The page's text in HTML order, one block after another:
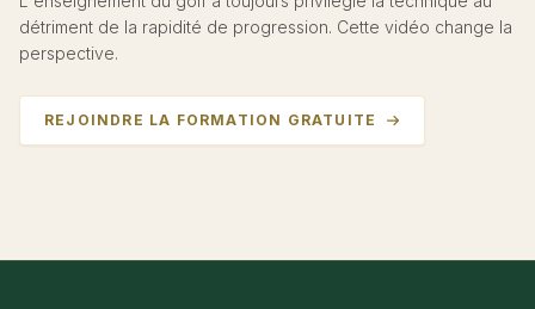
détriment de la rapidité de progression. Cette vidéo change la
perspective.
REJOINDRE LA FORMATION GRATUITE